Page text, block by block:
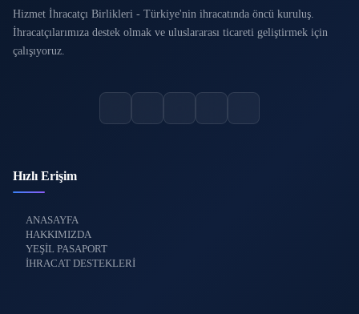
Hizmet İhracatçı Birlikleri - Türkiye'nin ihracatında öncü kuruluş.
İhracatçılarımıza destek olmak ve uluslararası ticareti geliştirmek için
çalışıyoruz.
Hızlı Erişim
ANASAYFA
HAKKIMIZDA
YEŞİL PASAPORT
İHRACAT DESTEKLERİ